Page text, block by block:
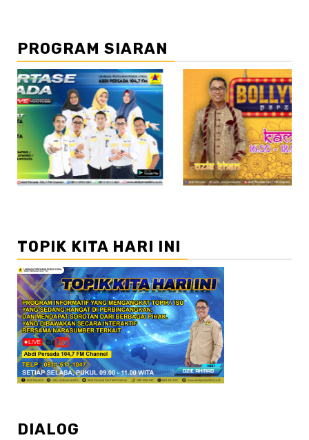
PROGRAM SIARAN
//2
TOPIK KITA HARI INI
DIALOG